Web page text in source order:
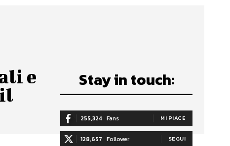
e
Stay in touch:
255,324 Fans MI PIACE
128,657 Follower SEGUI